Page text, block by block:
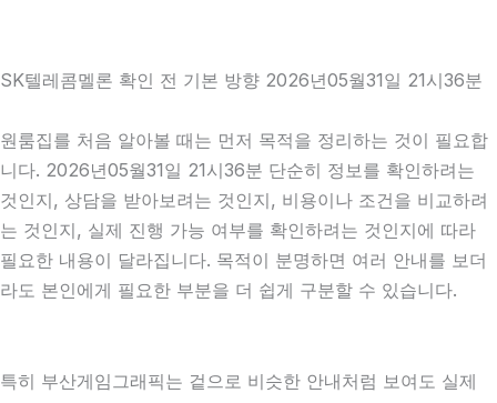
SK텔레콤멜론 확인 전 기본 방향 2026년05월31일 21시36분
원룸집를 처음 알아볼 때는 먼저 목적을 정리하는 것이 필요합
니다. 2026년05월31일 21시36분 단순히 정보를 확인하려는
것인지, 상담을 받아보려는 것인지, 비용이나 조건을 비교하려
는 것인지, 실제 진행 가능 여부를 확인하려는 것인지에 따라
필요한 내용이 달라집니다. 목적이 분명하면 여러 안내를 보더
라도 본인에게 필요한 부분을 더 쉽게 구분할 수 있습니다.
특히 부산게임그래픽는 겉으로 비슷한 안내처럼 보여도 실제